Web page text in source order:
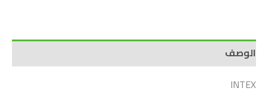
الوصف
INTEX